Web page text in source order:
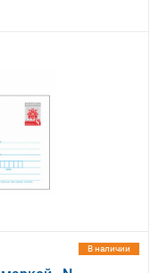
В наличии